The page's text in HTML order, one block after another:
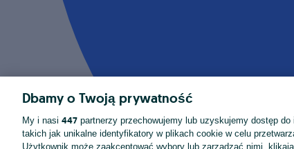
Dbamy o Twoją prywatność
My i nasi 447 partnerzy przechowujemy lub uzyskujemy dostęp do
takich jak unikalne identyfikatory w plikach cookie w celu
Użytkownik może zaakceptować wybory lub zarządzać nimi,